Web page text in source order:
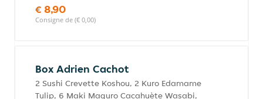
€ 8,90
Consigne de (€ 0,00)
Box Adrien Cachot
2 Sushi Crevette Koshou, 2 Kuro Edamame
Tulip, 6 Maki Maguro Cacahuète Wasabi,